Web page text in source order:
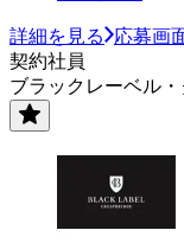
詳細を見る
応募画
契約社員
ブラックレーベル